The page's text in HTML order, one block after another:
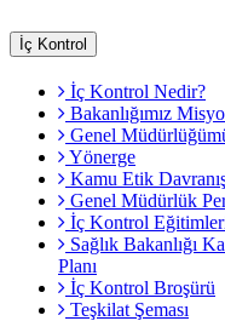
İç Kontrol
İç Kontrol Nedir?
Bakanlığımız
Genel
Yönerge
Kamu Etik
Genel Müdürlük
İç Kontrol
Sağlık Bakanlığı
Planı
İç Kontrol Broşürü
Teşkilat Şeması